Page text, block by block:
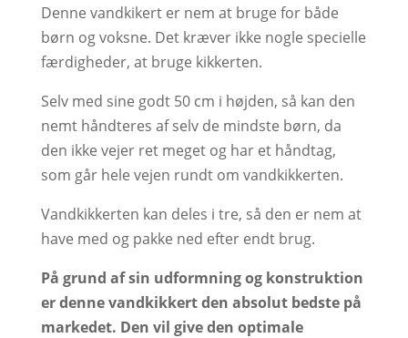
Denne vandkikert er nem at bruge for både
børn og voksne. Det kræver ikke nogle specielle
færdigheder, at bruge kikkerten.
Selv med sine godt 50 cm i højden, så kan den
nemt håndteres af selv de mindste børn, da
den ikke vejer ret meget og har et håndtag,
som går hele vejen rundt om vandkikkerten.
Vandkikkerten kan deles i tre, så den er nem at
have med og pakke ned efter endt brug.
På grund af sin udformning og konstruktion
er denne vandkikkert den absolut bedste på
markedet. Den vil give den optimale